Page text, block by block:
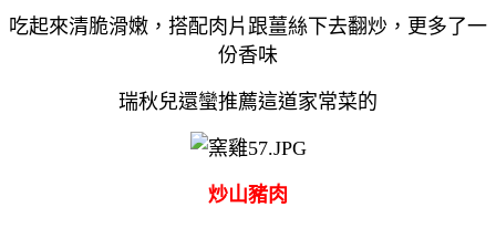
吃起來清脆滑嫩，搭配肉片跟薑絲下去翻炒，更多了一
份香味
瑞秋兒還蠻推薦這道家常菜的
炒山豬肉